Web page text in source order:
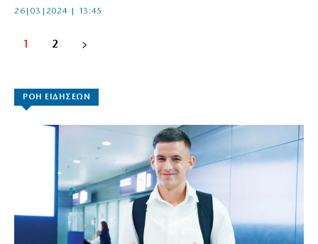
26|03|2024 | 13:45
1 2
ΡΟΗ ΕΙΔΗΣΕΩΝ